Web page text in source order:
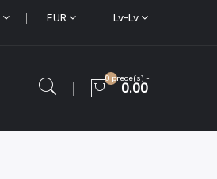
EUR Lv-Lv
0 prece(s) -
0.00